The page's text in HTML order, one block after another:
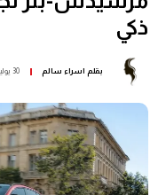
ذكي
بقلم اسراء سالم 30 يوليو 2026